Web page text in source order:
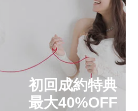
初回成約特典
最大40%OFF